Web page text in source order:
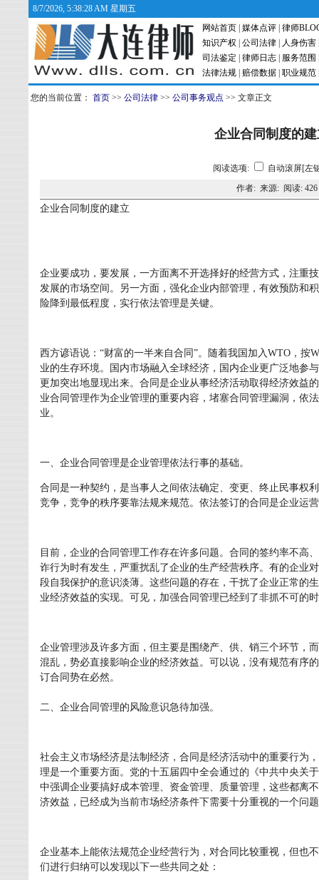
8/7/2026, 5:38:29 AM 星期五
网站首页 媒体点评 律师
知识产权
公司法律 人身伤害
司法鉴定
律师日志 服务范围
法律法规
赔偿数据 职业规范
您的当前位置： 首页 >> 公司法律 >> 公司事务观点 >> 文章正文
企业合同制度的建
阅读选项:
自动滚屏[左
作者: 来源: 阅读: 426
企业合同制度的建立
企业要成功，要发展，一方面离不开选择好的经营方式，注重
发展的市场空间。另一方面，强化企业内部管理，有效预防和
险降到最低程度，实行依法管理是关键。
西方谚语说：“财富的一半来自合同”。随着我国加入WTO，按
业的生存环境。国内市场融入全球经济，国内企业更广泛地参
更加突出地显现出来。合同是企业从事经济活动取得经济效益
业合同管理作为企业管理的重要内容，堵塞合同管理漏洞，依
业。
一、企业合同管理是企业管理依法行事的基础。
合同是一种契约，是当事人之间依法确定、变更、终止民事权
竞争，竞争的秩序要靠法规来规范。依法签订的合同是企业运
目前，企业的合同管理工作存在许多问题。合同的签约率不高
诈行为时有发生，严重扰乱了企业的生产经营秩序。有的企业
段自我保护的意识淡薄。这些问题的存在，干扰了企业正常的
业经济效益的实现。可见，加强合同管理已经到了非抓不可的
企业管理涉及许多方面，但主要是围绕产、供、销三个环节，
混乱，势必直接影响企业的经济效益。可以说，没有规范有序
订合同势在必然。
二、企业合同管理的风险意识急待加强。
社会主义市场经济是法制经济，合同是经济活动中的重要行为
理是一个重要方面。党的十五届四中全会通过的《中共中央关
中强调企业要搞好成本管理、资金管理、质量管理，这些都离
济效益，已经成为当前市场经济条件下需要十分重视的一个问
企业基本上能依法规范企业经营行为，对合同比较重视，但也
们进行归纳可以发现以下一些共同之处：